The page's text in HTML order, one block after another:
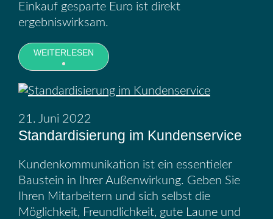
Einkauf gesparte Euro ist direkt
ergebniswirksam.
WEITERLESEN
21. Juni 2022
Standardisierung im Kundenservice
Kundenkommunikation ist ein essentieler
Baustein in Ihrer Außenwirkung. Geben Sie
Ihren Mitarbeitern und sich selbst die
Möglichkeit, Freundlichkeit, gute Laune und